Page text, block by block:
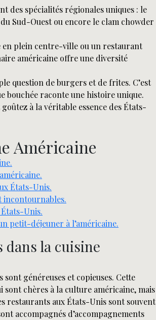
des spécialités régionales uniques : le
Sud-Ouest ou encore le clam chowder
en plein centre-ville ou un restaurant
américaine offre une diversité
question de burgers et de frites. C’est
bouchée raconte une histoire unique.
à la véritable essence des États-
Américaine
États-Unis.
incontournables.
Unis.
petit-déjeuner à l’américaine.
la cuisine
généreuses et copieuses. Cette
chères à la culture américaine, mais
restaurants aux États-Unis sont souvent
accompagnés d’accompagnements